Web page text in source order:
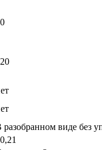
разобранном виде без